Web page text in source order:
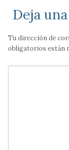
Deja
Tu dirección de
obligatorios están